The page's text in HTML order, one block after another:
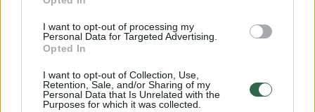
I want to opt-out of processing my
Personal Data for Targeted Advertising.
Opted In
I want to opt-out of Collection, Use,
Retention, Sale, and/or Sharing of my
Personal Data that Is Unrelated with the
Purposes for which it was collected.
Ukrainos politikoje: jis yra neteisus
Laidos
00:05:25
K. Prunskienės brolis prisiminė jaudinančią akimirką